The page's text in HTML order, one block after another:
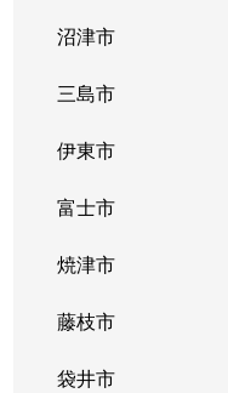
沼津市
三島市
伊東市
富士市
焼津市
藤枝市
袋井市